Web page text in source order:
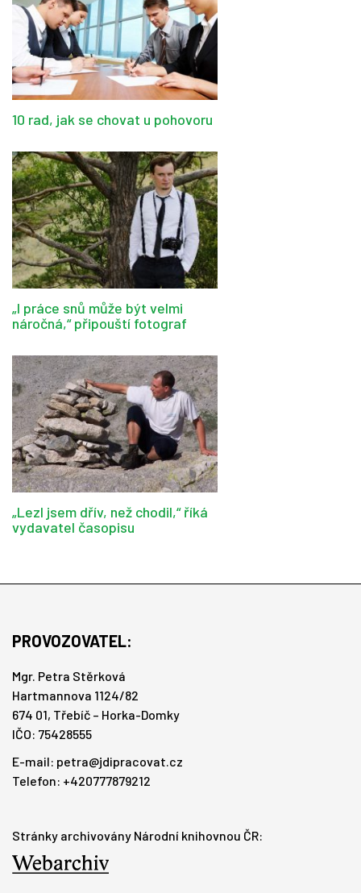
10 rad, jak se chovat u pohovoru
„I práce snů může být velmi
náročná,“ připouští fotograf
„Lezl jsem dřív, než chodil,“ říká
vydavatel časopisu
PROVOZOVATEL:
Mgr. Petra Stěrková
Hartmannova 1124/82
674 01, Třebíč – Horka-Domky
IČO: 75428555
E-mail: petra@jdipracovat.cz
Telefon: +420777879212
Stránky archivovány Národní knihovnou ČR: